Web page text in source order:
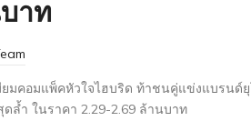
าท
ยมคอมแพ็คหัวใจไฮบริด ท้าชนคู่แข่งแบรนด์
ล้ำ ในราคา 2.29-2.69 ล้านบาท